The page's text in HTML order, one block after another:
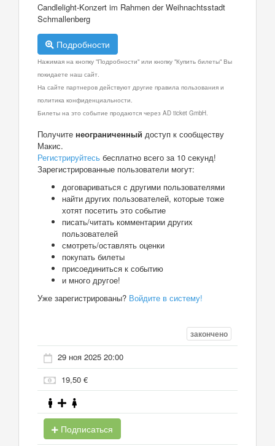
Candlelight-Konzert im Rahmen der Weihnachtsstadt
Schmallenberg
Подробности
Нажимая на кнопку "Подробности" или кнопку "Купить билеты" Вы
покидаете наш сайт.
На сайте партнеров действуют другие правила пользования и
политика конфиденциальности.
Билеты на это событие продаются через AD ticket GmbH.
Получите неограниченный доступ к сообществу
Макис.
Регистрируйтесь бесплатно всего за 10 секунд!
Зарегистрированные пользователи могут:
договариваться с другими пользователями
найти других пользователей, которые тоже
хотят посетить это событие
писать/читать комментарии других
пользователей
смотреть/оставлять оценки
покупать билеты
присоединиться к событию
и много другое!
Уже зарегистрированы? Войдите в систему!
закончено
29 ноя 2025 20:00
19,50 €
Подписаться